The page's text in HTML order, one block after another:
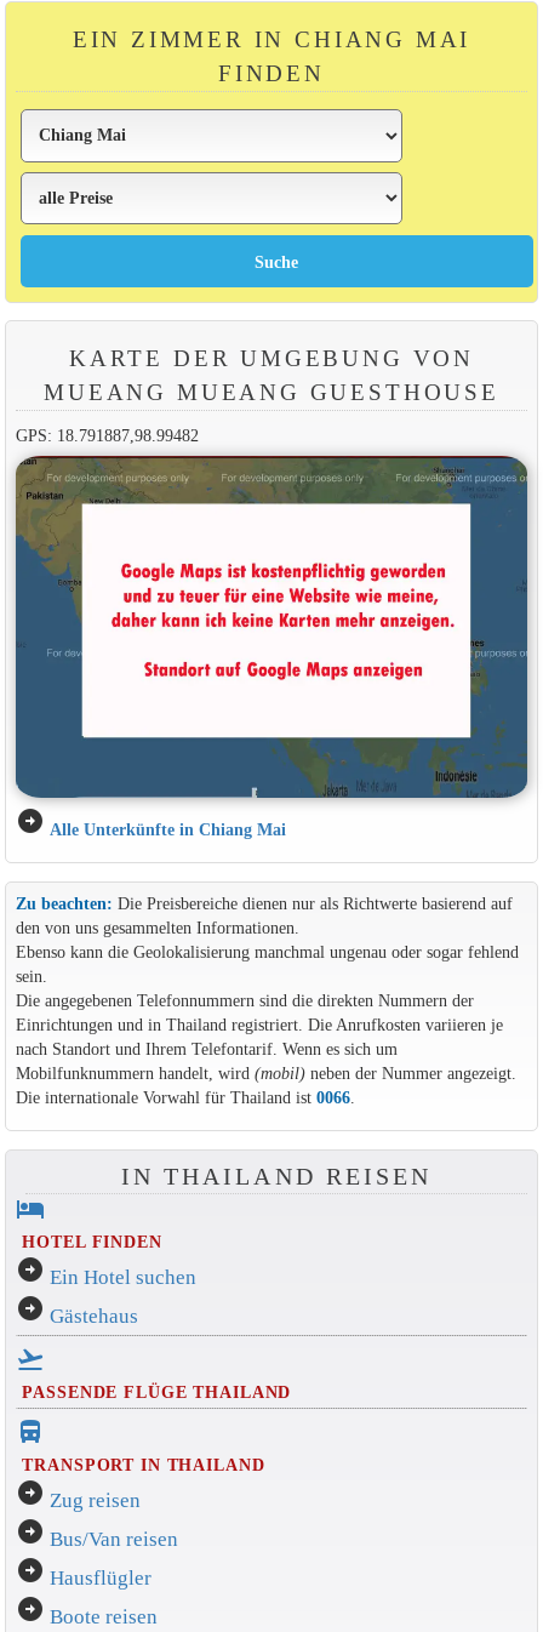
EIN ZIMMER IN CHIANG MAI
FINDEN
KARTE DER UMGEBUNG VON
MUEANG MUEANG GUESTHOUSE
GPS: 18.791887,98.99482
arrow_circle_right Alle Unterkünfte in Chiang Mai
Zu beachten: Die Preisbereiche dienen nur als Richtwerte basierend auf
den von uns gesammelten Informationen.
Ebenso kann die Geolokalisierung manchmal ungenau oder sogar fehlend
sein.
Die angegebenen Telefonnummern sind die direkten Nummern der
Einrichtungen und in Thailand registriert. Die Anrufkosten variieren je
nach Standort und Ihrem Telefontarif. Wenn es sich um
Mobilfunknummern handelt, wird (mobil)neben der Nummer angezeigt.
Die internationale Vorwahl für Thailand ist 0066.
IN THAILAND REISEN
hotel
HOTEL FINDEN
arrow_circle_right Ein Hotel suchen
arrow_circle_right Gästehaus
flight_takeoff
PASSENDE FLÜGE THAILAND
directions_bus_filled
TRANSPORT IN THAILAND
arrow_circle_right Zug reisen
arrow_circle_right Bus/Van reisen
arrow_circle_right Hausflügler
arrow_circle_right Boote reisen